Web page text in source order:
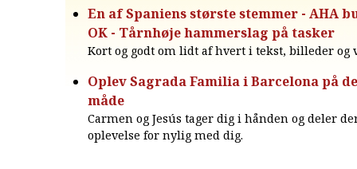
En af Spaniens største stemmer - AHA
OK - Tårnhøje hammerslag på tasker
Kort og godt om lidt af hvert i tekst, billeder og
Oplev Sagrada Familia i Barcelona på
måde
Carmen og Jesús tager dig i hånden og deler
oplevelse for nylig med dig.